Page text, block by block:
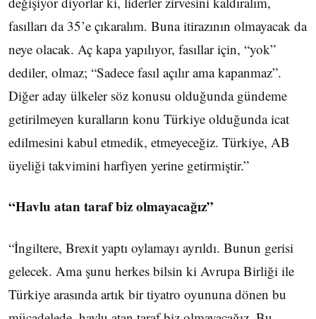
fasılları da 35’e çıkaralım. Buna itirazının olmayacak da
neye olacak. Aç kapa yapılıyor, fasıllar için, “yok”
dediler, olmaz; “Sadece fasıl açılır ama kapanmaz”.
Diğer aday ülkeler söz konusu olduğunda gündeme
getirilmeyen kuralların konu Türkiye olduğunda icat
edilmesini kabul etmedik, etmeyeceğiz. Türkiye, AB
üyeliği takvimini harfiyen yerine getirmiştir.”
“Havlu atan taraf biz olmayacağız”
“İngiltere, Brexit yaptı oylamayı ayrıldı. Bunun gerisi
gelecek. Ama şunu herkes bilsin ki Avrupa Birliği ile
Türkiye arasında artık bir tiyatro oyununa dönen bu